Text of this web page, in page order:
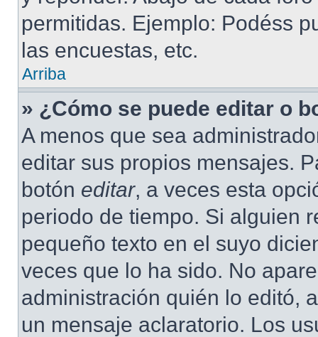
permitidas. Ejemplo: Podéss
las encuestas, etc.
Arriba
» ¿Cómo se puede editar o
A menos que sea
editar sus propios mensajes.
botón editar, a veces esta
periodo de tiempo. Si alguien
pequeño texto en el suyo
veces que lo ha sido. No
administración quién lo editó,
un mensaje aclaratorio. Los